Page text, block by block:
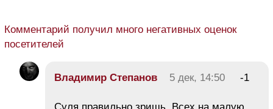
Комментарий получил много негативных оценок
посетителей
Владимир Степанов 5 дек, 14:50 -1
Суля правильно зришь. Всех на малую